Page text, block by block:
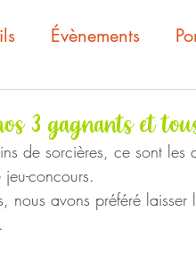
Évènements
3 gagnants et
de sorcières, ce sont
concours.
nous avons préféré